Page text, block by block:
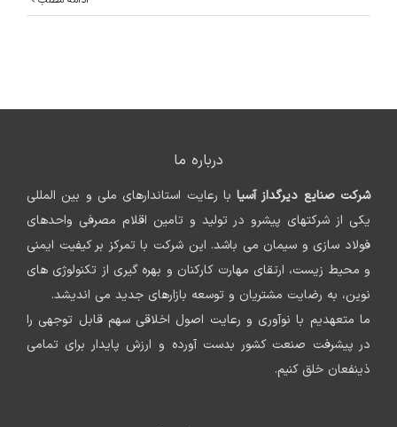
درباره ما
شرکت صنایع دیرگداز آسیا با رعایت استاندارهای ملی و بین المللی
یکی از شرکتهای پیشرو در تولید و تامین اقلام مصرفی واحدهای
فولاد سازی و سیمان می باشد. این شرکت با تمرکز بر کیفیت ایمنی
و محیط زیست، ارتقای مهارت کارکنان و بهره گیری از تکنولوژی های
نوین، به رضایت مشتریان و توسعه بازارهای جدید می اندیشد.
ما متعهدیم با نوآوری و رعایت اصول اخلاقی سهم قابل توجهی را
در پیشرفت صنعت کشور بدست آورده و ارزش پایدار برای تمامی
ذینفعان خلق کنیم.